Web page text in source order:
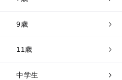
9歳
11歳
中学生